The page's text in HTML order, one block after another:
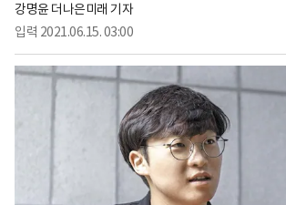
강명윤 더나은미래 기자
입력 2021.06.15. 03:00